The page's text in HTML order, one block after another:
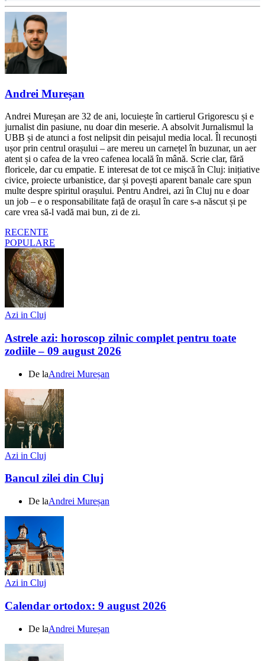
Andrei Mureșan
Andrei Mureșan are 32 de ani, locuiește în cartierul Grigorescu și e
jurnalist din pasiune, nu doar din meserie. A absolvit Jurnalismul la
UBB și de atunci a fost nelipsit din peisajul media local. Îl recunoști
ușor prin centrul orașului – are mereu un carnețel în buzunar, un aer
atent și o cafea de la vreo cafenea locală în mână. Scrie clar, fără
floricele, dar cu empatie. E interesat de tot ce mișcă în Cluj: inițiative
civice, proiecte urbanistice, dar și povești aparent banale care spun
multe despre spiritul orașului. Pentru Andrei, azi în Cluj nu e doar
un job – e o responsabilitate față de orașul în care s-a născut și pe
care vrea să-l vadă mai bun, zi de zi.
RECENTE
POPULARE
Azi in Cluj
Astrele azi: horoscop zilnic complet pentru toate
zodiile – 09 august 2026
De laAndrei Mureșan
Azi in Cluj
Bancul zilei din Cluj
De laAndrei Mureșan
Azi in Cluj
Calendar ortodox: 9 august 2026
De laAndrei Mureșan